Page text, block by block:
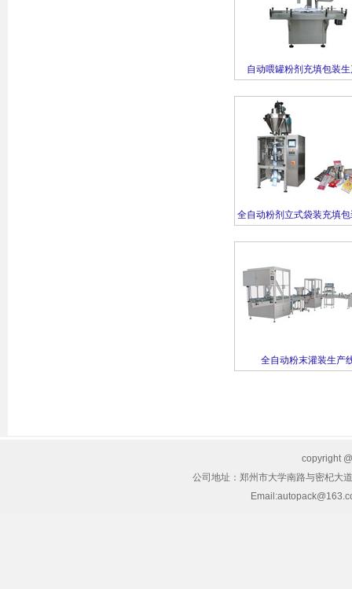
自动喂罐粉剂充填包装
全自动粉剂立式袋装充填
全自动粉末灌装生产
copyright
公司地址：郑州市大学南路与密杞